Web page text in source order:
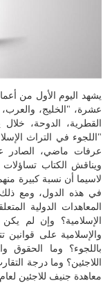
يشهد اليوم الأول من
عشرة، "الخليج، والعرب،
"اللجوء في التراث
ويناقش الكتاب تساؤلات
لاسيما أن نسبة كبيرة
في هذه الدول، ومع
المعاهدات الدولية
الإسلامية؟ وإن لم
والإسلامية على قوانين
باللجوء؟ وما الحقوق
اللاجئين؟ وما درجة
معاهدة جنيف للاجئين لعام 1951؟